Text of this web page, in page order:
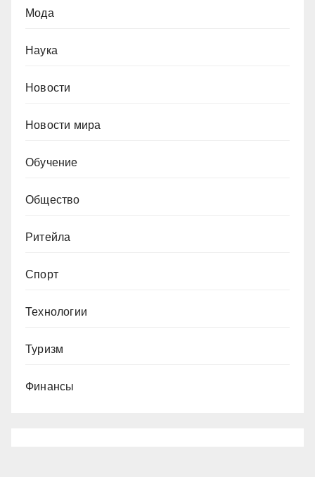
Мода
Наука
Новости
Новости мира
Обучение
Общество
Ритейла
Спорт
Технологии
Туризм
Финансы